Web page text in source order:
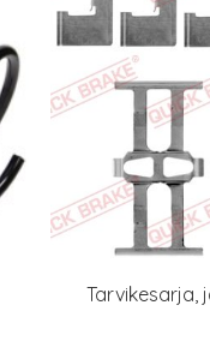
Tarvikesarja,